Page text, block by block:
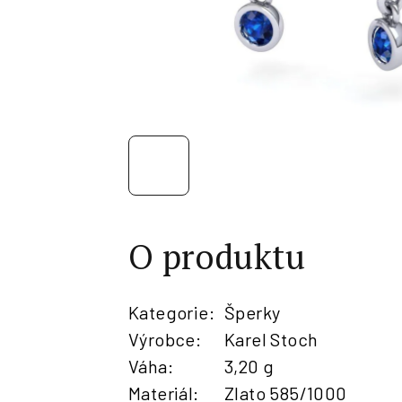
O produktu
Kategorie: Šperky
Výrobce:
Karel Stoch
Váha:
3,20 g
Materiál: Zlato 585/1000